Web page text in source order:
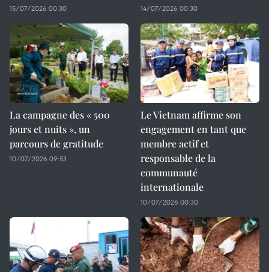
15/07/2026 00:30 14/07/2026 00:30
La campagne des « 500
jours et nuits », un
parcours de gratitude
10/07/2026 09:53
Le Vietnam affirme son
engagement en tant que
membre actif et
responsable de la
communauté
internationale
10/07/2026 00:30